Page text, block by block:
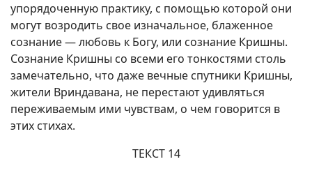
упорядоченную практику, с помощью которой они
могут возродить свое изначальное, блаженное
сознание — любовь к Богу, или сознание Кришны.
Сознание Кришны со всеми его тонкостями столь
замечательно, что даже вечные спутники Кришны,
жители Вриндавана, не перестают удивляться
переживаемым ими чувствам, о чем говорится в
этих стихах.
ТЕКСТ 14